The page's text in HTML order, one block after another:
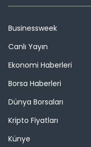
Businessweek
Canlı Yayın
Ekonomi Haberleri
Borsa Haberleri
Dünya Borsaları
Kripto Fiyatları
Künye